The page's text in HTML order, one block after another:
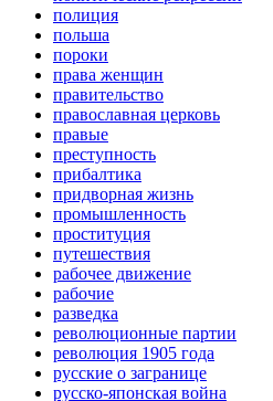
полиция
польша
пороки
права женщин
правительство
православная церковь
правые
преступность
прибалтика
придворная жизнь
промышленность
проституция
путешествия
рабочее движение
рабочие
разведка
революционные партии
революция 1905 года
русские о загранице
русско-японская война